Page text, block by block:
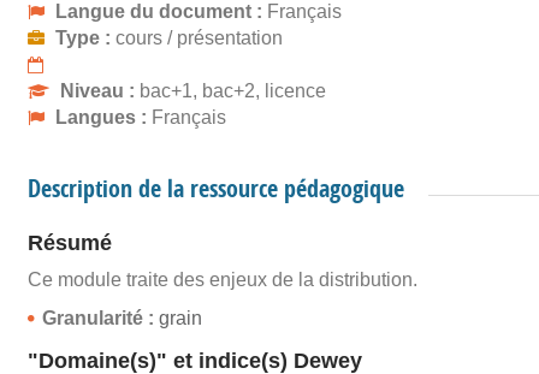
Langue du document : Français
Type : cours / présentation
Niveau : bac+1, bac+2, licence
Langues : Français
Description de la ressource pédagogique
Résumé
Ce module traite des enjeux de la distribution.
Granularité : grain
"Domaine(s)" et indice(s) Dewey